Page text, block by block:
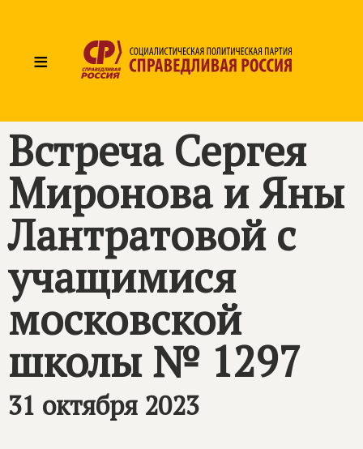
≡
Встреча Сергея
Миронова и Яны
Лантратовой с
учащимися
московской
школы № 1297
31 октября 2023